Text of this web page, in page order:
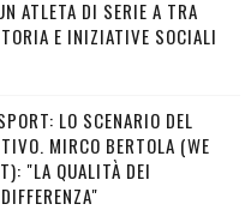
ATLETA DI SERIE A TRA
E INIZIATIVE SOCIALI
LO SCENARIO DEL
MIRCO BERTOLA (WE
"LA QUALITÀ DEI